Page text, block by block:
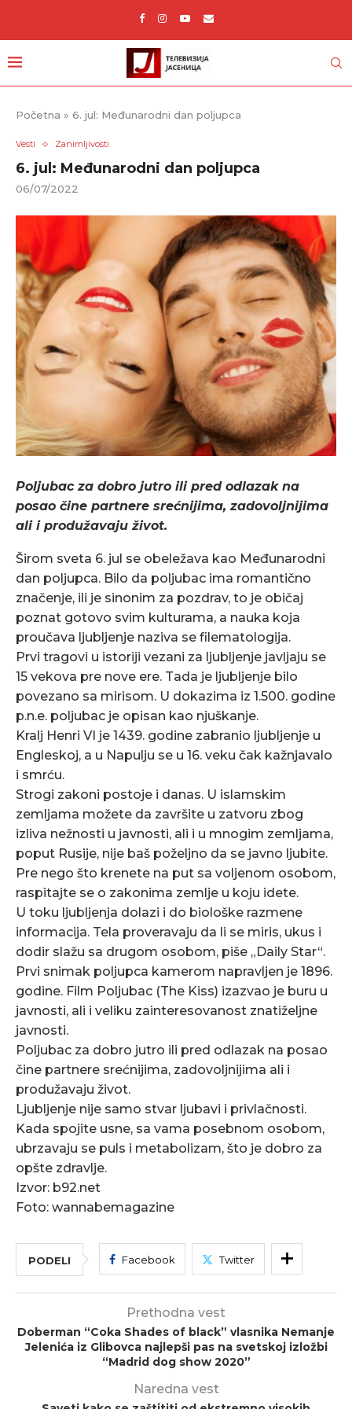
Početna » 6. jul: Međunarodni dan poljupca
Vesti Zanimljivosti
6. jul: Međunarodni dan poljupca
06/07/2022
Poljubac za dobro jutro ili pred odlazak na
posao čine partnere srećnijima, zadovoljnijima
ali i produžavaju život.
Širom sveta 6. jul se obeležava kao Međunarodni
dan poljupca. Bilo da poljubac ima romantično
značenje, ili je sinonim za pozdrav, to je običaj
poznat gotovo svim kulturama, a nauka koja
proučava ljubljenje naziva se filematologija.
Prvi tragovi u istoriji vezani za ljubljenje javljaju se
15 vekova pre nove ere. Tada je ljubljenje bilo
povezano sa mirisom. U dokazima iz 1.500. godine
p.n.e. poljubac je opisan kao njuškanje.
Kralj Henri VI je 1439. godine zabranio ljubljenje u
Engleskoj, a u Napulju se u 16. veku čak kažnjavalo
i smrću.
Strogi zakoni postoje i danas. U islamskim
zemljama možete da završite u zatvoru zbog
izliva nežnosti u javnosti, ali i u mnogim zemljama,
poput Rusije, nije baš poželjno da se javno ljubite.
Pre nego što krenete na put sa voljenom osobom,
raspitajte se o zakonima zemlje u koju idete.
U toku ljubljenja dolazi i do biološke razmene
informacija. Tela proveravaju da li se miris, ukus i
dodir slažu sa drugom osobom, piše „Daily Star“.
Prvi snimak poljupca kamerom napravljen je 1896.
godine. Film Poljubac (The Kiss) izazvao je buru u
javnosti, ali i veliku zainteresovanost znatiželjne
javnosti.
Poljubac za dobro jutro ili pred odlazak na posao
čine partnere srećnijima, zadovoljnijima ali i
produžavaju život.
Ljubljenje nije samo stvar ljubavi i privlačnosti.
Kada spojite usne, sa vama posebnom osobom,
ubrzavaju se puls i metabolizam, što je dobro za
opšte zdravlje.
Izvor: b92.net
Foto: wannabemagazine
PODELI Facebook Twitter
Prethodna vest
Doberman “Coka Shades of black” vlasnika Nemanje
Jelenića iz Glibovca najlepši pas na svetskoj izložbi
“Madrid dog show 2020”
Naredna vest